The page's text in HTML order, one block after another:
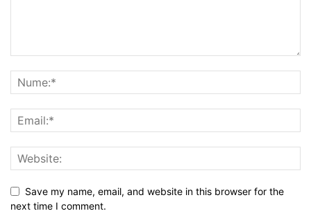
Save my name, email, and website in this browser for the
next time I comment.